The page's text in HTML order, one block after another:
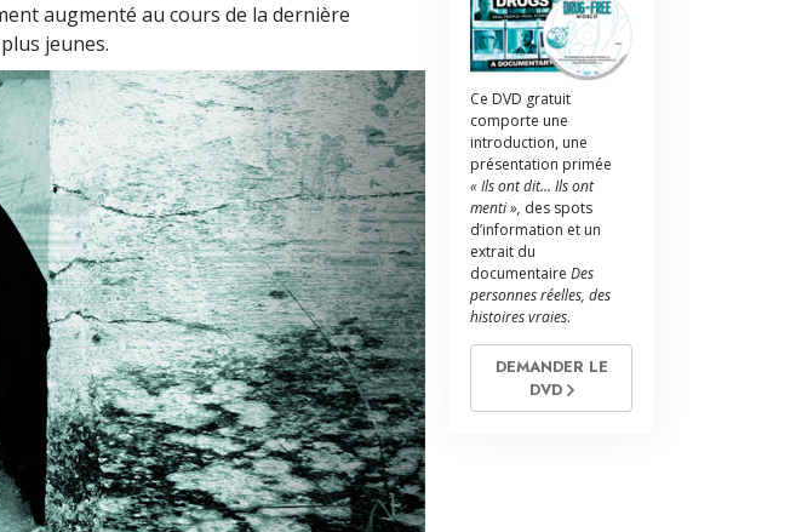
L’échelle des tons émotionnels
Réponses aux drogues
Les enfants
Des outils pour le monde du travail
L’éthique et les conditions
La raison de l’oppression
Les investigations
Les fondements de l’organisation
Les fondements des relations publiques
Cibles et buts
La technologie de l’étude
augmenté au cours de la dernière
jeunes.
Ce DVD gratuit
comporte une
introduction, une
présentation primée
« Ils ont dit... Ils ont
menti », des spots
d’information et un
extrait du
documentaire Des
personnes réelles, des
histoires vraies.
DEMANDER LE
DVD